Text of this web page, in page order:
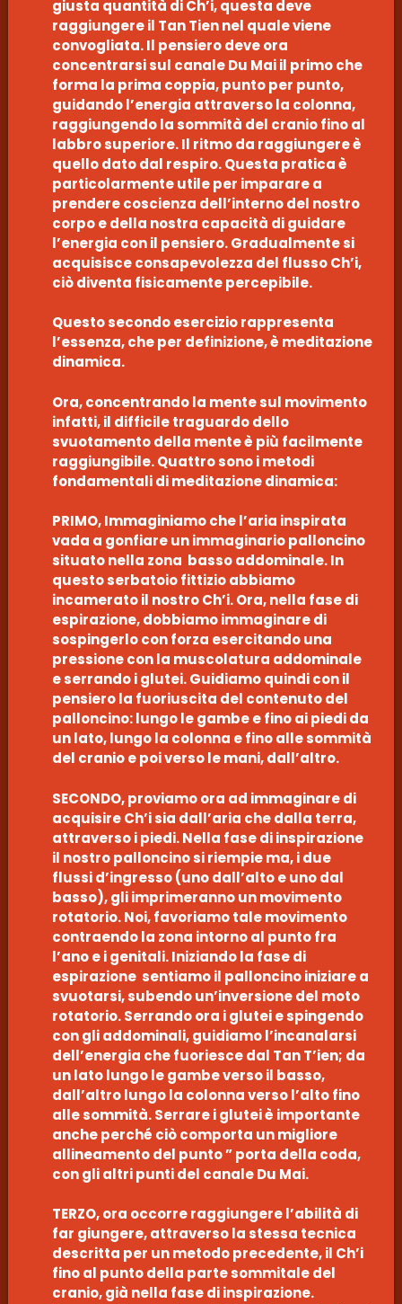
giusta quantità di Ch’i, questa deve
raggiungere il Tan Tien nel quale viene
convogliata. Il pensiero deve ora
concentrarsi sul canale Du Mai il primo che
forma la prima coppia, punto per punto,
guidando l’energia attraverso la colonna,
raggiungendo la sommità del cranio fino al
labbro superiore. Il ritmo da raggiungere è
quello dato dal respiro. Questa pratica è
particolarmente utile per imparare a
prendere coscienza dell’interno del nostro
corpo e della nostra capacità di guidare
l’energia con il pensiero. Gradualmente si
acquisisce consapevolezza del flusso Ch’i,
ciò diventa fisicamente percepibile.
Questo secondo esercizio rappresenta
l’essenza, che per definizione, è meditazione
dinamica.
Ora, concentrando la mente sul movimento
infatti, il difficile traguardo dello
svuotamento della mente è più facilmente
raggiungibile. Quattro sono i metodi
fondamentali di meditazione dinamica:
PRIMO, Immaginiamo che l’aria inspirata
vada a gonfiare un immaginario palloncino
situato nella zona basso addominale. In
questo serbatoio fittizio abbiamo
incamerato il nostro Ch’i. Ora, nella fase di
espirazione, dobbiamo immaginare di
sospingerlo con forza esercitando una
pressione con la muscolatura addominale
e serrando i glutei. Guidiamo quindi con il
pensiero la fuoriuscita del contenuto del
palloncino: lungo le gambe e fino ai piedi da
un lato, lungo la colonna e fino alle sommità
del cranio e poi verso le mani, dall’altro.
SECONDO, proviamo ora ad immaginare di
acquisire Ch’i sia dall’aria che dalla terra,
attraverso i piedi. Nella fase di inspirazione
il nostro palloncino si riempie ma, i due
flussi d’ingresso (uno dall’alto e uno dal
basso), gli imprimeranno un movimento
rotatorio. Noi, favoriamo tale movimento
contraendo la zona intorno al punto fra
l’ano e i genitali. Iniziando la fase di
espirazione sentiamo il palloncino iniziare a
svuotarsi, subendo un’inversione del moto
rotatorio. Serrando ora i glutei e spingendo
con gli addominali, guidiamo l’incanalarsi
dell’energia che fuoriesce dal Tan T’ien; da
un lato lungo le gambe verso il basso,
dall’altro lungo la colonna verso l’alto fino
alle sommità. Serrare i glutei è importante
anche perché ciò comporta un migliore
allineamento del punto ” porta della coda,
con gli altri punti del canale Du Mai.
TERZO, ora occorre raggiungere l’abilità di
far giungere, attraverso la stessa tecnica
descritta per un metodo precedente, il Ch’i
fino al punto della parte sommitale del
cranio, già nella fase di inspirazione.